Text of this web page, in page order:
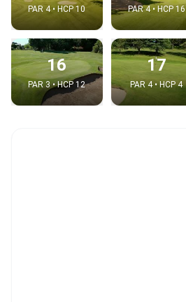
PAR 4 • HCP 10 PAR 4 • HCP 16
16
PAR 3 • HCP 12
17
PAR 4 • HCP 4